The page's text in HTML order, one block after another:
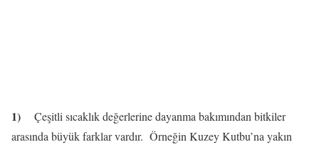
1)
Çeşitli sıcaklık değerlerine dayanma bakımından bitkiler
arasında büyük farklar vardır. Örneğin Kuzey Kutbu’na yakın